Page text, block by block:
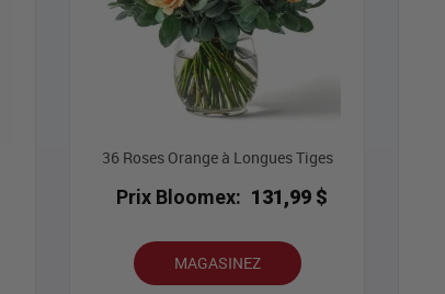
36 Roses Orange à Longues Tiges
Prix Bloomex: 131,99 $
MAGASINEZ